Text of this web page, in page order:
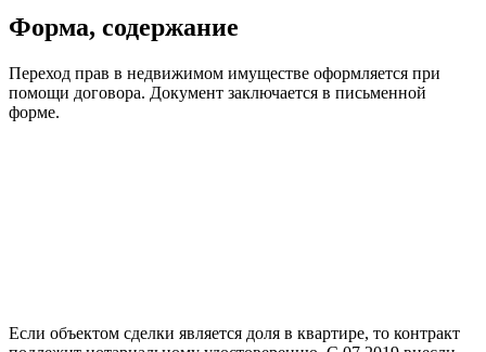
Форма, содержание
Переход прав в недвижимом имуществе оформляется при
помощи договора. Документ заключается в письменной
форме.
Если объектом сделки является доля в квартире, то контракт